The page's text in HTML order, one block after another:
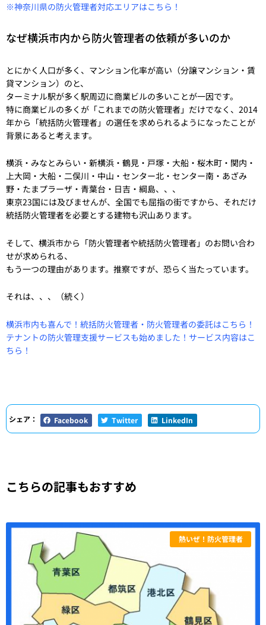
※神奈川県の防火管理者対応エリアはこちら！
なぜ横浜市内から防火管理者の依頼が多いのか
とにかく人口が多く、マンション化率が高い（分譲マンション・賃
貸マンション）のと、
ターミナル駅が多く駅周辺に商業ビルの多いことが一因です。
特に商業ビルの多くが「これまでの防火管理者」だけでなく、2014
年から「統括防火管理者」の選任を求められるようになったことが
背景にあると考えます。
横浜・みなとみらい・新横浜・鶴見・戸塚・大船・桜木町・関内・
上大岡・大船・二俣川・中山・センター北・センター南・あざみ
野・たまプラーザ・青葉台・日吉・綱島、、、
東京23国には及びませんが、全国でも屈指の街ですから、それだけ
統括防火管理者を必要とする建物も沢山あります。
そして、横浜市から「防火管理者や統括防火管理者」のお問い合わ
せが求められる、
もう一つの理由があります。推察ですが、恐らく当たっています。
それは、、、（続く）
横浜市内も喜んで！統括防火管理者・防火管理者の委託はこちら！
テナントの防火管理支援サービスも始めました！サービス内容はこ
ちら！
シェア： Facebook Twitter LinkedIn
こちらの記事もおすすめ
熱いぜ！防火管理者